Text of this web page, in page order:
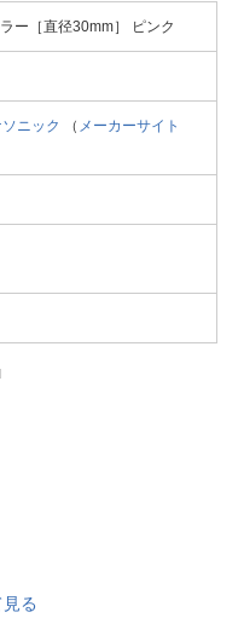
ー［直径30mm］ ピンク
ニック （ メーカーサイト
る